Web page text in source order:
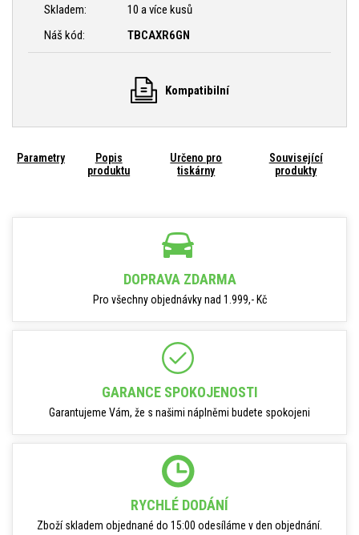
Skladem:
10 a více kusů
Náš kód:
TBCAXR6GN
Kompatibilní
Parametry
Popis
produktu
Určeno pro
tiskárny
Související
produkty
DOPRAVA ZDARMA
Pro všechny objednávky nad 1.999,- Kč
GARANCE SPOKOJENOSTI
Garantujeme Vám, že s našimi náplněmi budete spokojeni
RYCHLÉ DODÁNÍ
Zboží skladem objednané do 15:00 odesíláme v den objednání.